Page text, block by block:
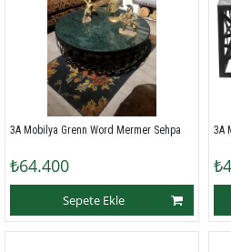
3A Mobilya Grenn Word Mermer Sehpa
₺64.400
Sepete Ekle
3A